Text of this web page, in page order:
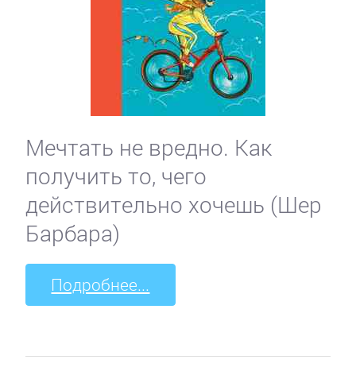
Мечтать не вредно. Как
получить то, чего
действительно хочешь (Шер
Барбара)
Подробнее...